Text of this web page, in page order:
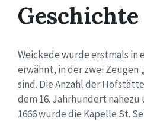
Geschichte
Weickede wurde erstmals in
erwähnt, in der zwei Zeugen
sind. Die Anzahl der
dem 16. Jahrhundert
1666 wurde die Kapelle St.